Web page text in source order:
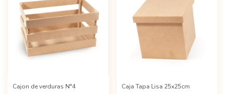
Cajon de verduras N°4 Caja Tapa Lisa 25x25cm